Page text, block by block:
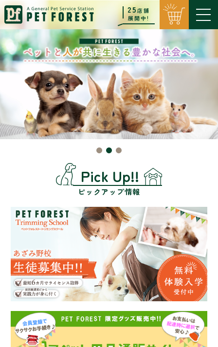
25店舗
展開中!
Pick Up!!
ピックアップ情報